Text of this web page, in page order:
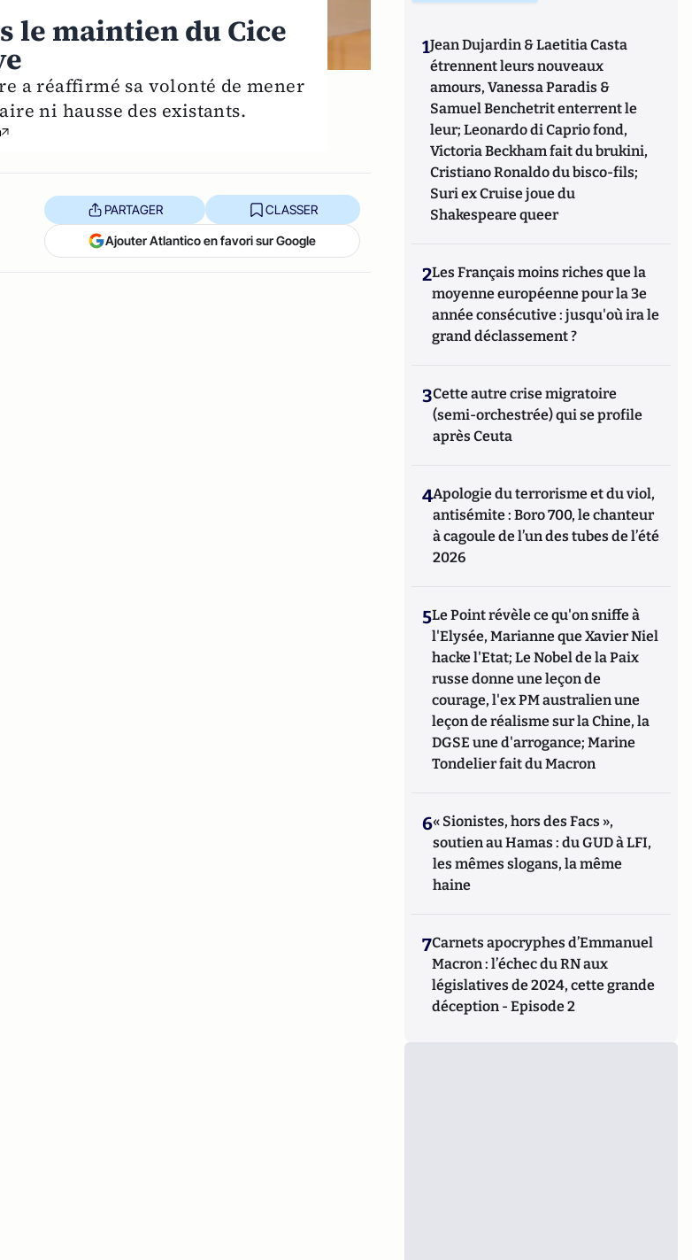
le maintien du Cice
a réaffirmé sa volonté de mener
ni hausse des existants.
PARTAGER CLASSER
Ajouter Atlantico en favori sur Google
1Jean Dujardin & Laetitia Casta
étrennent leurs nouveaux
amours, Vanessa Paradis &
Samuel Benchetrit enterrent le
leur; Leonardo di Caprio fond,
Victoria Beckham fait du brukini,
Cristiano Ronaldo du bisco-fils;
Suri ex Cruise joue du
Shakespeare queer
2Les Français moins riches que la
moyenne européenne pour la 3e
année consécutive : jusqu'où ira le
grand déclassement ?
3Cette autre crise migratoire
(semi-orchestrée) qui se profile
après Ceuta
4Apologie du terrorisme et du viol,
antisémite : Boro 700, le chanteur
à cagoule de l’un des tubes de l’été
2026
5Le Point révèle ce qu'on sniffe à
l'Elysée, Marianne que Xavier Niel
hacke l'Etat; Le Nobel de la Paix
russe donne une leçon de
courage, l'ex PM australien une
leçon de réalisme sur la Chine, la
DGSE une d'arrogance; Marine
Tondelier fait du Macron
6« Sionistes, hors des Facs »,
soutien au Hamas : du GUD à LFI,
les mêmes slogans, la même
haine
7Carnets apocryphes d’Emmanuel
Macron : l’échec du RN aux
législatives de 2024, cette grande
déception - Episode 2